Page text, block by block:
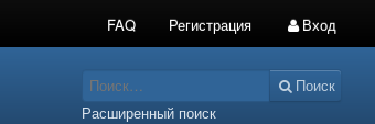
FAQ Регистрация Вход
Поиск
Расширенный поиск